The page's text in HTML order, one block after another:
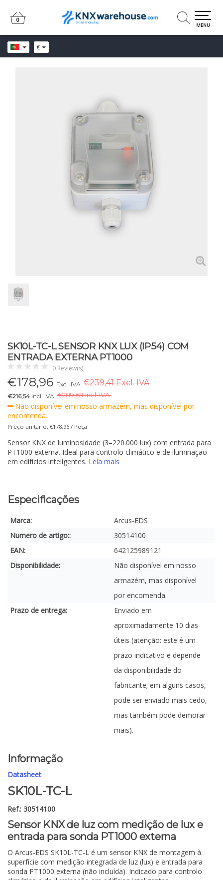
€
0
0
MENU
SK10L-TC-L SENSOR KNX LUX (IP54) COM
ENTRADA EXTERNA PT1000
0 Review(s)
€178,96 Excl. IVA €239,41 Excl. IVA
€216,54 Incl. IVA €289,69 Incl. IVA.
Não disponível em nosso armazém, mas disponível por
encomenda.
Preço unitário: €178,96 / Peça
Sensor KNX de luminosidade (3–220.000 lux) com entrada para
PT1000 externa. Ideal para controlo climático e de iluminação
em edifícios inteligentes. Leia mais
Especificações
Marca:
Arcus-EDS
Numero de artigo::
30514100
EAN:
642125989121
Disponibilidade:
Não disponível em nosso
armazém, mas disponível
por encomenda.
Prazo de entrega:
Enviado em
aproximadamente 10 dias
úteis (atenção: este é um
prazo indicativo e depende
da disponibilidade do
fabricante; em alguns casos,
pode ser enviado mais cedo,
mas também pode demorar
mais).
Informação
Datasheet
SK10L-TC-L
Ref.: 30514100
Sensor KNX de luz com medição de lux e
entrada para sonda PT1000 externa
O Arcus-EDS SK10L-TC-L é um sensor KNX de montagem à
superfície com medição integrada de luz (lux) e entrada para
sonda PT1000 externa (não incluída). Indicado para controlo